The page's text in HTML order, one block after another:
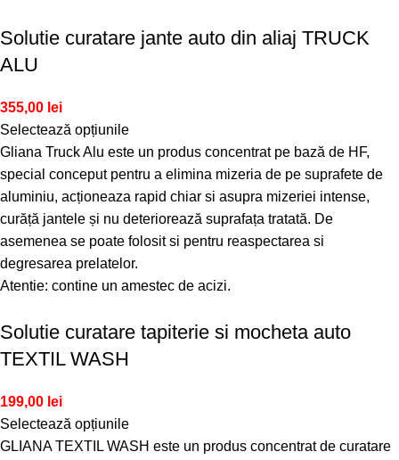
Solutie curatare jante auto din aliaj TRUCK
ALU
355,00 lei
Selectează opțiunile
Gliana Truck Alu este un produs concentrat pe bază de HF,
special conceput pentru a elimina mizeria de pe suprafete de
aluminiu, acționeaza rapid chiar si asupra mizeriei intense,
curăță jantele și nu deteriorează suprafața tratată. De
asemenea se poate folosit si pentru reaspectarea si
degresarea prelatelor.
Atentie: contine un amestec de acizi.
Solutie curatare tapiterie si mocheta auto
TEXTIL WASH
199,00 lei
Selectează opțiunile
GLIANA TEXTIL WASH este un produs concentrat de curatare